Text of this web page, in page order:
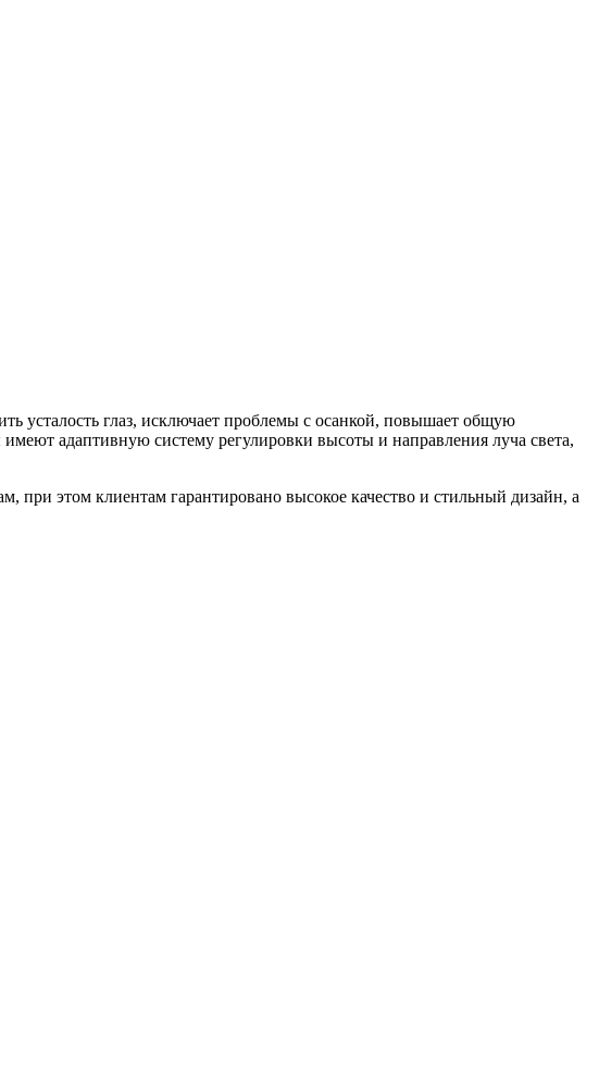
усталость глаз, исключает проблемы с осанкой, повышает общую
адаптивную систему регулировки высоты и направления луча света,
этом клиентам гарантировано высокое качество и стильный дизайн, а